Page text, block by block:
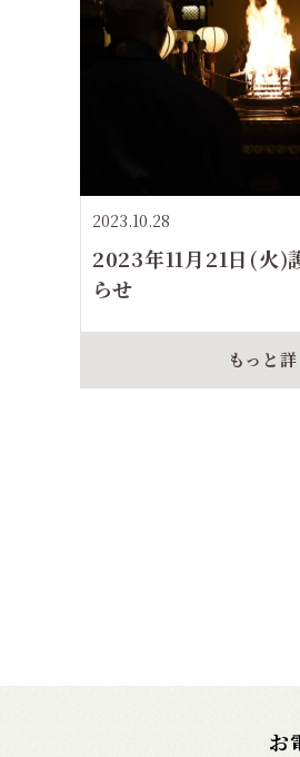
2023.10.28
2023年11月21日(火)
らせ
もっと詳
お